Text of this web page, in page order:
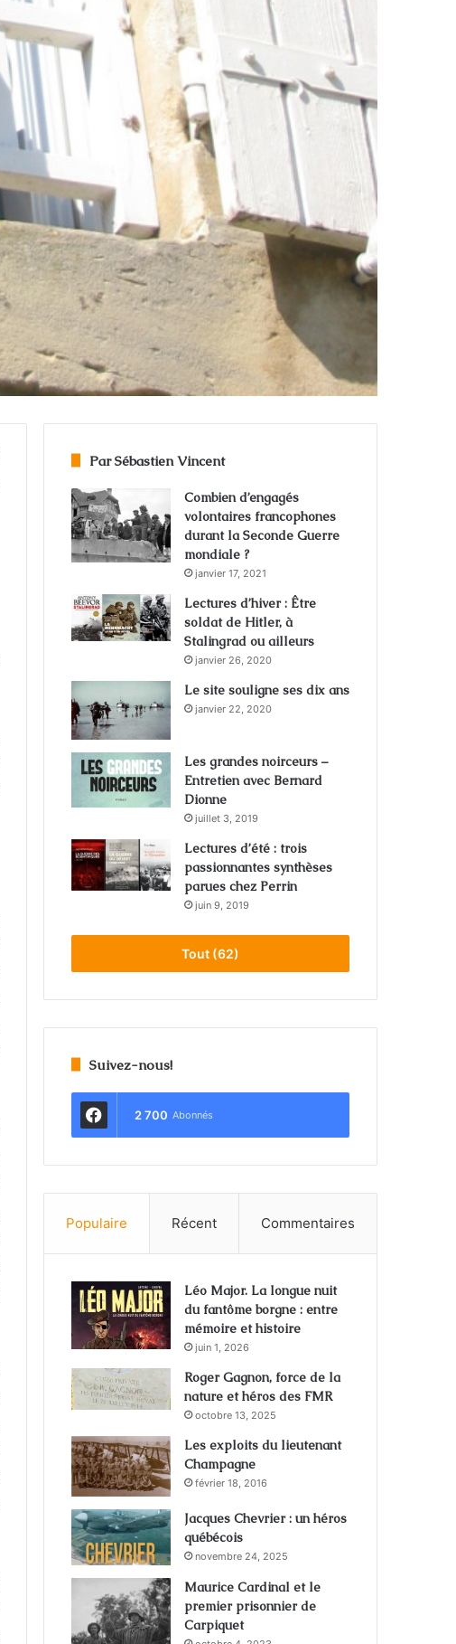
Par Sébastien Vincent
Combien d’engagés
volontaires francophones
durant la Seconde Guerre
mondiale ?
janvier 17, 2021
Lectures d’hiver : Être
soldat de Hitler, à
Stalingrad ou ailleurs
janvier 26, 2020
Le site souligne ses dix ans
janvier 22, 2020
Les grandes noirceurs –
Entretien avec Bernard
Dionne
juillet 3, 2019
Lectures d’été : trois
passionnantes synthèses
parues chez Perrin
juin 9, 2019
Tout (62)
Suivez-nous!
2 700 Abonnés
Populaire Récent Commentaires
Léo Major. La longue nuit
du fantôme borgne : entre
mémoire et histoire
juin 1, 2026
Roger Gagnon, force de la
nature et héros des FMR
octobre 13, 2025
Les exploits du lieutenant
Champagne
février 18, 2016
Jacques Chevrier : un héros
québécois
novembre 24, 2025
Maurice Cardinal et le
premier prisonnier de
Carpiquet